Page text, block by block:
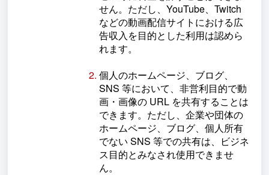
せん。ただし、YouTube、Twitch
などの動画配信サイトにおける広
告収入を目的とした利用は認めら
れます。
個人のホームページ、ブログ、
SNS 等において、非営利目的で動
画・画像の URL を共有することは
できます。ただし、企業や団体の
ホームページ、ブログ、個人所有
でない SNS 等での共有は、ビジネ
ス目的とみなされ使用できませ
ん。